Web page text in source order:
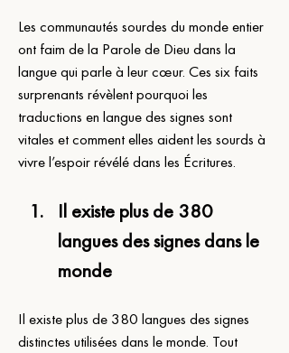
Les communautés sourdes du monde entier
ont faim de la Parole de Dieu dans la
langue qui parle à leur cœur. Ces six faits
surprenants révèlent pourquoi les
traductions en langue des signes sont
vitales et comment elles aident les sourds à
vivre l’espoir révélé dans les Écritures.
Il existe plus de 380
langues des signes dans le
monde
Il existe plus de 380 langues des signes
distinctes utilisées dans le monde. Tout